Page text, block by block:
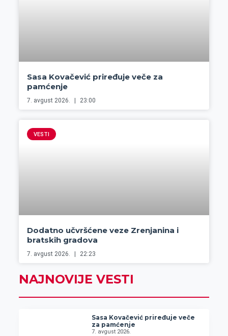
Sasa Kovačević priređuje veče za
pamćenje
7. avgust 2026. 23:00
VESTI
Dodatno učvršćene veze Zrenjanina i
bratskih gradova
7. avgust 2026. 22:23
NAJNOVIJE VESTI
Sasa Kovačević priređuje veče
za pamćenje
7. avgust 2026.